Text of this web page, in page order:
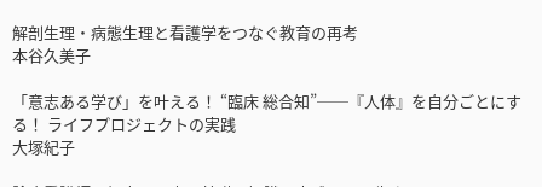
解剖生理・病態生理と看護学をつなぐ教育の再考
本谷久美子
「意志ある学び」を叶える！ “臨床 総合知”──『人体』を自分ごとにす
る！ ライフプロジェクトの実践
大塚紀子